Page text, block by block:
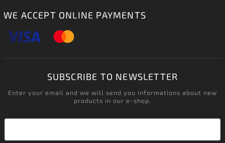
WE ACCEPT ONLINE PAYMENTS
SUBSCRIBE TO NEWSLETTER
Enter your email and we will send you informations about new
products in our e-shop.